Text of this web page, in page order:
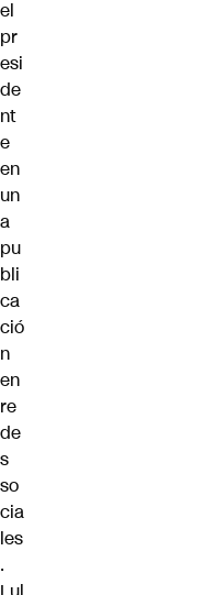
el
pr
esi
de
nt
e
en
un
a
pu
bli
ca
ció
n
en
re
de
s
so
cia
les
.